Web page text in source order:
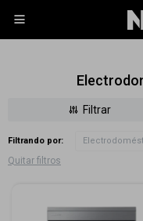

Filtrando por:
Quitar filtros
Tecnología